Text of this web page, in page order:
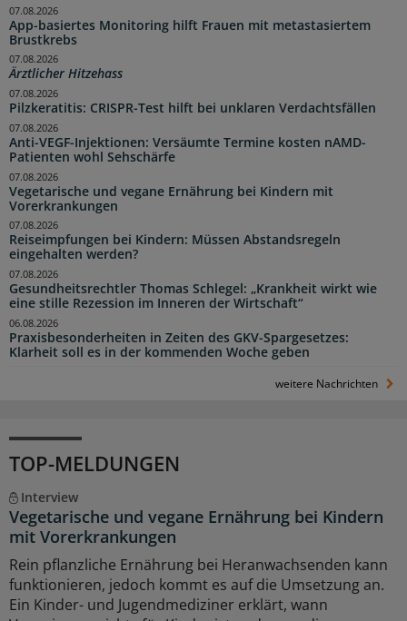
App-basiertes Monitoring hilft Frauen mit metastasiertem
Brustkrebs
07.08.2026
Ärztlicher Hitzehass
07.08.2026
Pilzkeratitis: CRISPR-Test hilft bei unklaren Verdachtsfällen
07.08.2026
Anti-VEGF-Injektionen: Versäumte Termine kosten nAMD-
Patienten wohl Sehschärfe
07.08.2026
Vegetarische und vegane Ernährung bei Kindern mit
Vorerkrankungen
07.08.2026
Reiseimpfungen bei Kindern: Müssen Abstandsregeln
eingehalten werden?
07.08.2026
Gesundheitsrechtler Thomas Schlegel: „Krankheit wirkt wie
eine stille Rezession im Inneren der Wirtschaft“
07.08.2026
Praxisbesonderheiten in Zeiten des GKV-Spargesetzes:
Klarheit soll es in der kommenden Woche geben
06.08.2026
weitere Nachrichten
TOP-MELDUNGEN
Interview
Vegetarische und vegane Ernährung bei Kindern
mit Vorerkrankungen
Rein pflanzliche Ernährung bei Heranwachsenden kann
funktionieren, jedoch kommt es auf die Umsetzung an.
Ein Kinder- und Jugendmediziner erklärt, wann